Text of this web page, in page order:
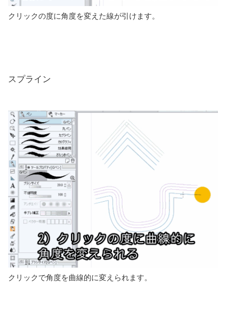
クリックの度に角度を変えた線が引けます。
スプライン
クリックで角度を曲線的に変えられます。